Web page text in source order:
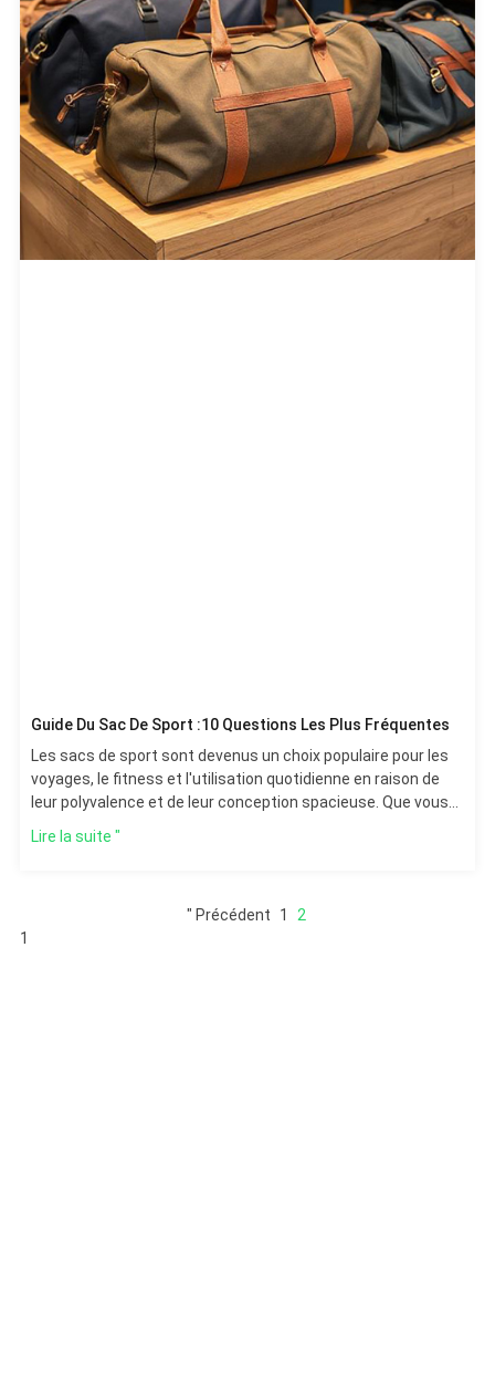
Guide Du Sac De Sport :10 Questions Les Plus Fréquentes
Les sacs de sport sont devenus un choix populaire pour les
voyages, le fitness et l'utilisation quotidienne en raison de
leur polyvalence et de leur conception spacieuse. Que vous
Lire la suite "
" Précédent 1 2